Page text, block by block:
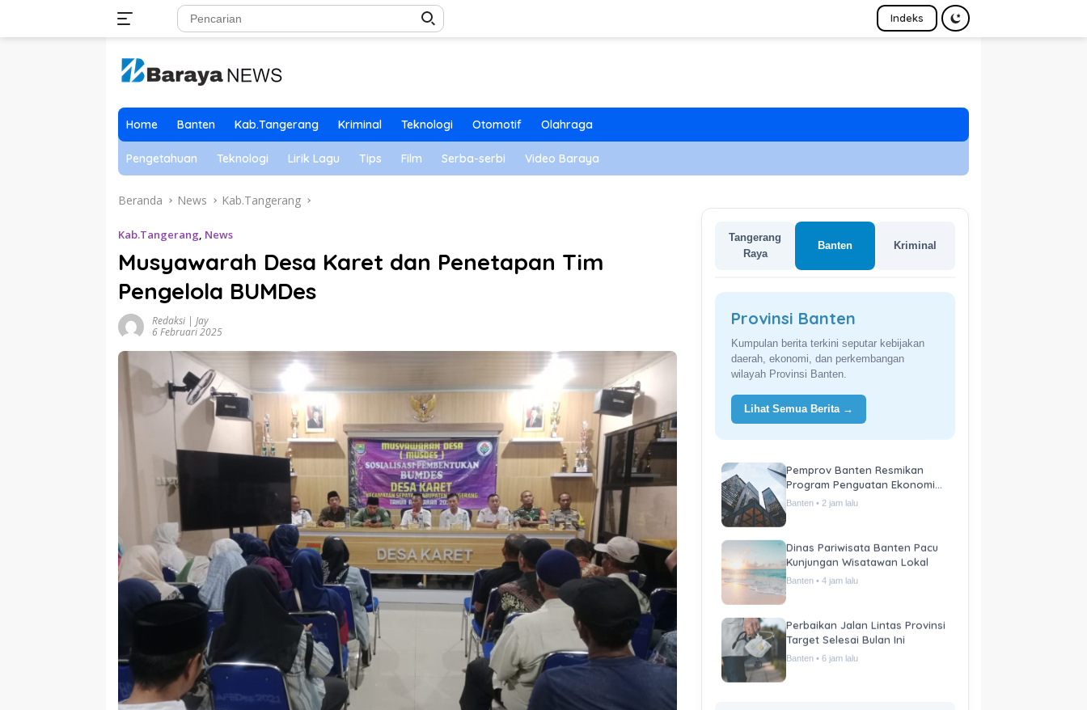
Indeks
Home Banten Kab.Tangerang Kriminal Teknologi Otomotif Olahraga
Pengetahuan Teknologi Lirik Lagu Tips Film Serba-serbi Video Baraya
Beranda News Kab.Tangerang
Kab.Tangerang, News
Musyawarah Desa Karet dan Penetapan Tim
Pengelola BUMDes
Redaksi | Jay
6 Februari 2025
Tangerang
Raya
Banten Kriminal
Provinsi Banten
Kumpulan berita terkini seputar kebijakan
daerah, ekonomi, dan perkembangan
wilayah Provinsi Banten.
Lihat Semua Berita →
Pemprov Banten Resmikan
Program Penguatan Ekonomi
Daerah
Banten • 2 jam lalu
Dinas Pariwisata Banten Pacu
Kunjungan Wisatawan Lokal
Banten • 4 jam lalu
Perbaikan Jalan Lintas Provinsi
Target Selesai Bulan Ini
Banten • 6 jam lalu